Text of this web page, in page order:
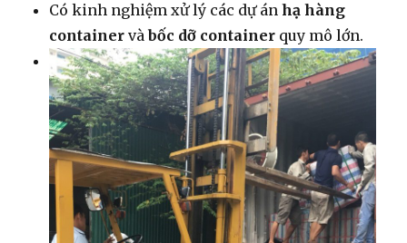
Có kinh nghiệm xử lý các dự ánhạ hàng
container vàbốc dỡ container quy mô lớn.